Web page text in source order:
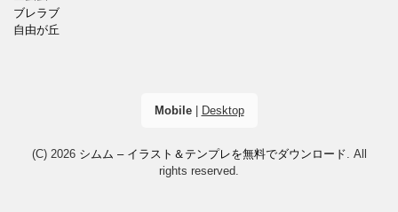
ブレラブ
自由が丘
Mobile| Desktop
(C) 2026 シムム – イラスト＆テンプレを無料でダウンロード . All
rights reserved.